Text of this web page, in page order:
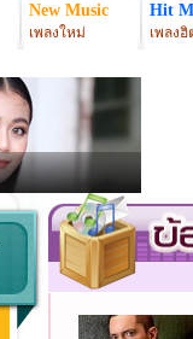
New Music
เพลงใหม่
Hit
เพลงฮิ